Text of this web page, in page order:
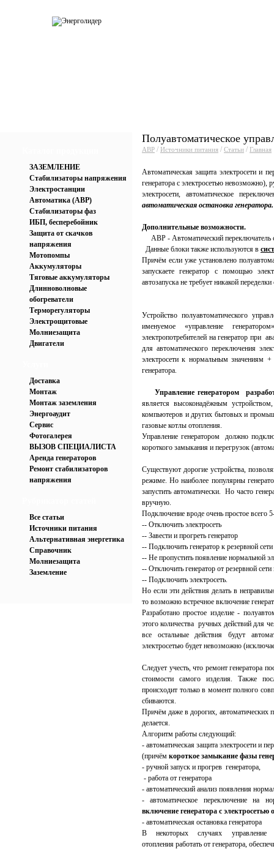
ЗАЗЕМЛЕНИЕ
Стабилизаторы напряжения
Электростанции
Автоматика (АВР)
Стабилизаторы фаз
ИБП, бесперебойник
Защита от скачков
напряжения
Мотопомпы
Аккумуляторы
Тяговые аккумуляторы
Длинноволновые
обогреватели
Терморегуляторы
Электрощитовые
Молниезащита
Двигатели
Доставка
Монтаж
Монтаж заземления
Энергоаудит
Сервис
Фотогалерея
ВЫЗОВ СПЕЦИАЛИСТА
Аренда генераторов
Ремонт стабилизаторов
напряжения
Все статьи
Источники питания
Альтернативная энергетика
Справочник
Молниезащита
Заземление
Полуавтоматическое
АВР / Источники питания / Статьи / Главная
Автоматическая защита электросети и
генератора с электросетью невозможно),
электросети, автоматическое
автоматическая остановка генератора.
Дополнительные возможности.
АВР - Автоматический переключатель
Данные блоки также используются в
Причём если уже установлено
запускаете генератор с помощью
автозапуска не требует никакой
Устройство полуавтоматического
именуемое «управление
электропотребителей на генератор при
для автоматического переключения
электросети к нормальным значениям
генератора.
Управление генератором
является высоконадёжным
компьютеров и других бытовых и
газовые котлы отопления.
Управление генератором должно
короткого замыкания и перегрузок
Существуют дорогие устройства,
режиме. Но наиболее популярны
запустить автоматически. Но часто
вручную.
Подключение вроде очень простое всего
-- Отключить электросеть
-- Завести и прогреть генератор
-- Подключить генератор к резервной сети
-- Не пропустить появление нормальной
-- Отключить генератор от резервной сети
-- Подключить электросеть.
Но если эти действия делать в
то возможно встречное включение
Разработано простое изделие -
этого количества ручных действий для
все остальные действия будут
электросетью будет невозможно
Следует учесть, что ремонт генератора
стоимости самого изделия. Также
происходит только в момент полного
сбиваются.
Причём даже в дорогих, автоматических
делается.
Алгоритм работы следующий:
- автоматическая защита электросети и
(причём короткое замыкание фазы
- ручной запуск и прогрев генератора,
- работа от генератора
- автоматический анализ появления
- автоматическое переключение на
включение генератора с электросетью
- автоматическая остановка генератора
В некоторых случаях управление
отопления работать от генератора,